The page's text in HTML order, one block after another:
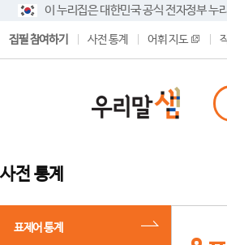
이 누리집은 대한민국 공식 전자정부 누
집필 참여하기 사전 통계 어휘 지도
사전 통계
표제어 통계